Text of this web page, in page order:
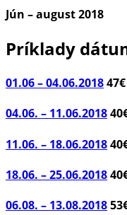
Jún – august 2018
Príklady
01.06 – 04.06.201847€
04.06. – 11.06.2018
11.06. – 18.06.2018
18.06. – 25.06.2018
06.08. – 13.08.2018